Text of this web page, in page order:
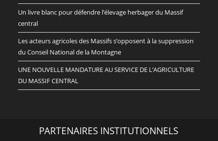
Un livre blanc pour défendre l’élevage herbager du Massif
central
Les acteurs agricoles des Massifs s’opposent à la suppression
du Conseil National de la Montagne
UNE NOUVELLE MANDATURE AU SERVICE DE L’AGRICULTURE
DU MASSIF CENTRAL
PARTENAIRES INSTITUTIONNELS